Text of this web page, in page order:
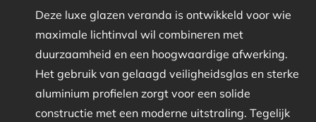
Deze luxe glazen veranda is ontwikkeld voor wie
maximale lichtinval wil combineren met
duurzaamheid en een hoogwaardige afwerking.
Het gebruik van gelaagd veiligheidsglas en sterke
aluminium profielen zorgt voor een solide
constructie met een moderne uitstraling. Tegelijk